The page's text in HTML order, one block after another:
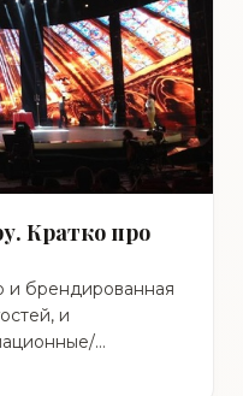
Кратко про
и брендированная
и
эфиры, и